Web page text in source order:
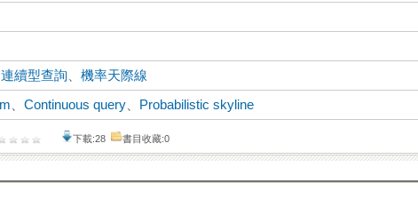
連續型查詢 、機率天際線
、Continuous query
Probabilistic skyline
下載:28 書目收藏:0